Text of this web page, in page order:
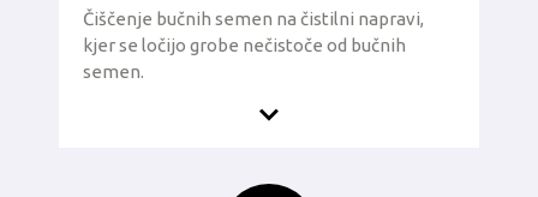
Čiščenje bučnih semen na čistilni napravi,
kjer se ločijo grobe nečistoče od bučnih
semen.